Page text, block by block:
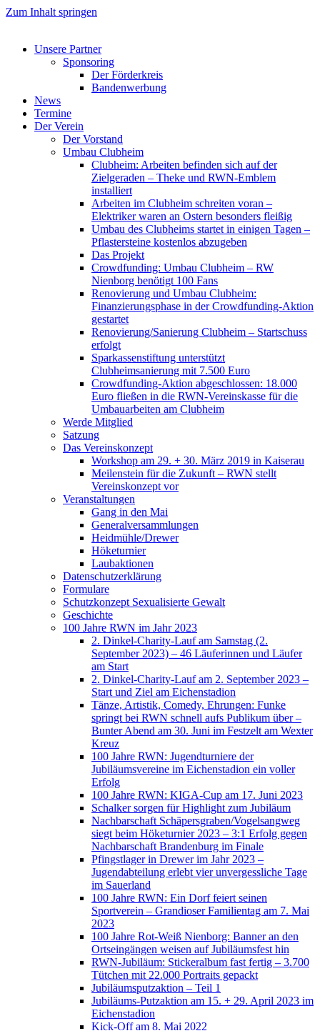
Zum Inhalt springen
Unsere Partner
Sponsoring
Der Förderkreis
Bandenwerbung
News
Termine
Der Verein
Der Vorstand
Umbau Clubheim
Clubheim: Arbeiten befinden sich auf der
Zielgeraden – Theke und RWN-Emblem
installiert
Arbeiten im Clubheim schreiten voran –
Elektriker waren an Ostern besonders fleißig
Umbau des Clubheims startet in einigen Tagen –
Pflastersteine kostenlos abzugeben
Das Projekt
Crowdfunding: Umbau Clubheim – RW
Nienborg benötigt 100 Fans
Renovierung und Umbau Clubheim:
Finanzierungsphase in der Crowdfunding-Aktion
gestartet
Renovierung/Sanierung Clubheim – Startschuss
erfolgt
Sparkassenstiftung unterstützt
Clubheimsanierung mit 7.500 Euro
Crowdfunding-Aktion abgeschlossen: 18.000
Euro fließen in die RWN-Vereinskasse für die
Umbauarbeiten am Clubheim
Werde Mitglied
Satzung
Das Vereinskonzept
Workshop am 29. + 30. März 2019 in Kaiserau
Meilenstein für die Zukunft – RWN stellt
Vereinskonzept vor
Veranstaltungen
Gang in den Mai
Generalversammlungen
Heidmühle/Drewer
Höketurnier
Laubaktionen
Datenschutzerklärung
Formulare
Schutzkonzept Sexualisierte Gewalt
Geschichte
100 Jahre RWN im Jahr 2023
2. Dinkel-Charity-Lauf am Samstag (2.
September 2023) – 46 Läuferinnen und Läufer
am Start
2. Dinkel-Charity-Lauf am 2. September 2023 –
Start und Ziel am Eichenstadion
Tänze, Artistik, Comedy, Ehrungen: Funke
springt bei RWN schnell aufs Publikum über –
Bunter Abend am 30. Juni im Festzelt am Wexter
Kreuz
100 Jahre RWN: Jugendturniere der
Jubiläumsvereine im Eichenstadion ein voller
Erfolg
100 Jahre RWN: KIGA-Cup am 17. Juni 2023
Schalker sorgen für Highlight zum Jubiläum
Nachbarschaft Schäpersgraben/Vogelsangweg
siegt beim Höketurnier 2023 – 3:1 Erfolg gegen
Nachbarschaft Brandenburg im Finale
Pfingstlager in Drewer im Jahr 2023 –
Jugendabteilung erlebt vier unvergessliche Tage
im Sauerland
100 Jahre RWN: Ein Dorf feiert seinen
Sportverein – Grandioser Familientag am 7. Mai
2023
100 Jahre Rot-Weiß Nienborg: Banner an den
Ortseingängen weisen auf Jubiläumsfest hin
RWN-Jubiläum: Stickeralbum fast fertig – 3.700
Tütchen mit 22.000 Portraits gepackt
Jubiläumsputzaktion – Teil 1
Jubiläums-Putzaktion am 15. + 29. April 2023 im
Eichenstadion
Kick-Off am 8. Mai 2022